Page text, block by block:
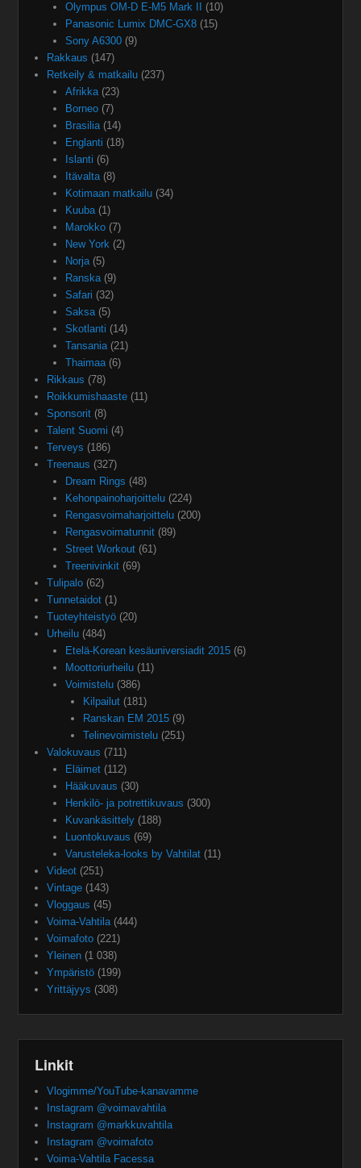
Olympus OM-D E-M5 Mark II
(10)
Panasonic Lumix DMC-GX8(15)
Sony A6300(9)
Rakkaus (147)
Retkeily & matkailu (237)
Afrikka(23)
Borneo(7)
Brasilia(14)
Englanti (18)
Islanti (6)
Itävalta(8)
Kotimaan matkailu(34)
Kuuba(1)
Marokko(7)
New York(2)
Norja(5)
Ranska(9)
Safari (32)
Saksa(5)
Skotlanti (14)
Tansania(21)
Thaimaa(6)
Rikkaus (78)
Roikkumishaaste (11)
Sponsorit (8)
Talent Suomi (4)
Terveys (186)
Treenaus (327)
Dream Rings (48)
Kehonpainoharjoittelu(224)
Rengasvoimaharjoittelu(200)
Rengasvoimatunnit(89)
Street Workout(61)
Treenivinkit(69)
Tulipalo (62)
Tunnetaidot (1)
Tuoteyhteistyö (20)
Urheilu (484)
Etelä-Korean kesäuniversiadit 2015(6)
Moottoriurheilu(11)
Voimistelu(386)
Kilpailut (181)
Ranskan EM 2015 (9)
Telinevoimistelu (251)
Valokuvaus (711)
Eläimet(112)
Hääkuvaus (30)
Henkilö- ja potrettikuvaus (300)
Kuvankäsittely(188)
Luontokuvaus (69)
Varusteleka-looks by Vahtilat(11)
Videot (251)
Vintage (143)
Vloggaus (45)
Voima-Vahtila(444)
Voimafoto (221)
Yleinen (1 038)
Ympäristö (199)
Yrittäjyys (308)
Linkit
Vlogimme/YouTube-kanavamme
Instagram @voimavahtila
Instagram @markkuvahtila
Instagram @voimafoto
Voima-Vahtila Facessa